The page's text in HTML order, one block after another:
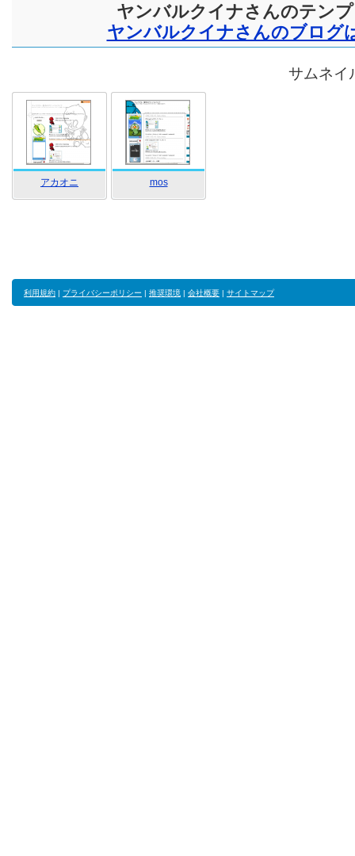
ヤンバルクイナさんのテン
ヤンバルクイナさんのブログ
サムネイ
アカオニ mos
利用規約 | プライバシーポリシー | 推奨環境 | 会社概要 | サイトマップ